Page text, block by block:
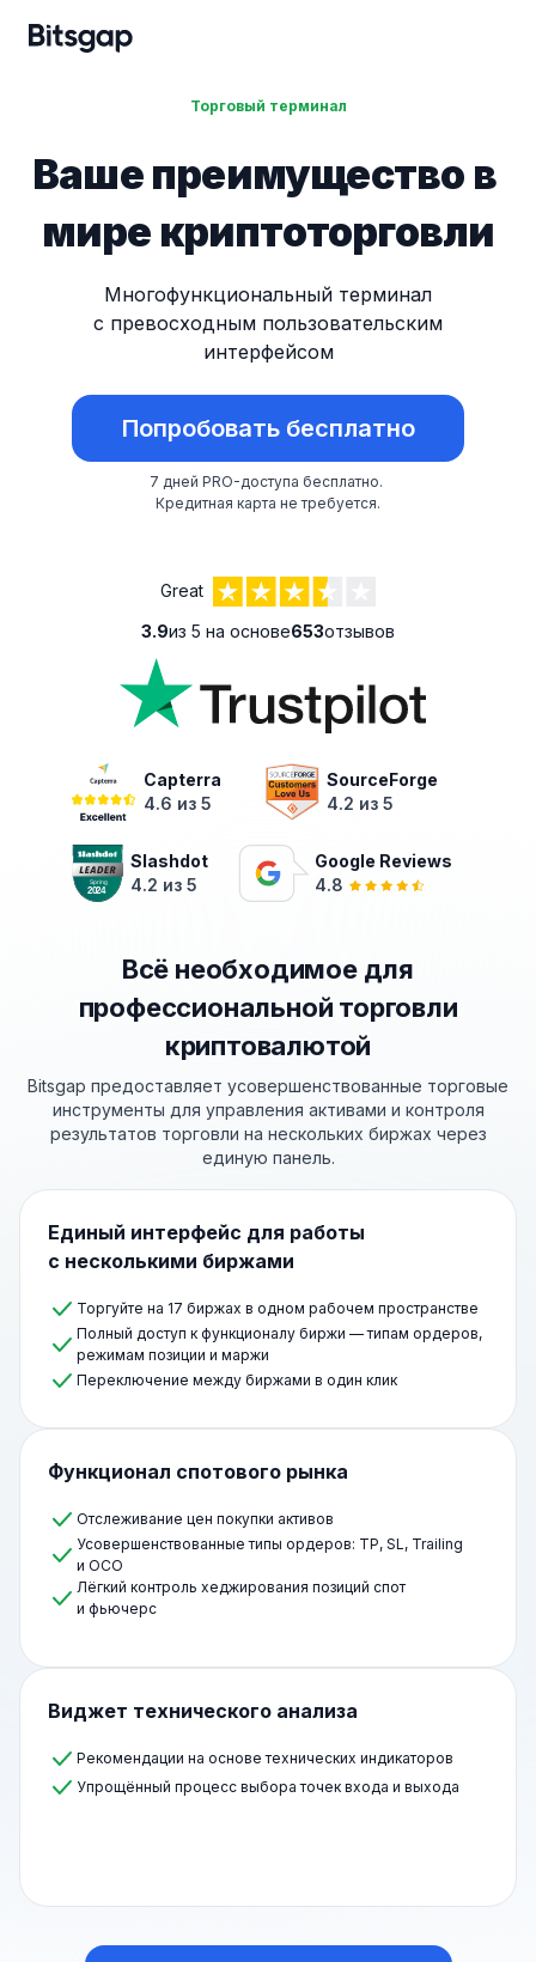
Торговый терминал
Ваше преимущество в
мире криптоторговли
Многофункциональный терминал
с превосходным пользовательским
интерфейсом
Попробовать бесплатно
7 дней PRO-доступа бесплатно.
Кредитная карта не требуется.
Great
3.9из 5 на основе653отзывов
Capterra
4.6 из 5
SourceForge
4.2 из 5
Slashdot
4.2 из 5
Google Reviews
4.8
Всё необходимое для
профессиональной торговли
криптовалютой
Bitsgap предоставляет усовершенствованные торговые
инструменты для управления активами и контроля
результатов торговли на нескольких биржах через
единую панель.
Единый интерфейс для работы
с несколькими биржами
Торгуйте на 17 биржах в одном рабочем пространстве
Полный доступ к функционалу биржи — типам ордеров,
режимам позиции и маржи
Переключение между биржами в один клик
Функционал спотового рынка
Отслеживание цен покупки активов
Усовершенствованные типы ордеров: TP, SL, Trailing
и OCO
Лёгкий контроль хеджирования позиций спот
и фьючерс
Виджет технического анализа
Рекомендации на основе технических индикаторов
Упрощённый процесс выбора точек входа и выхода